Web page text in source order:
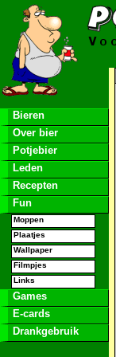
Bieren
Over bier
Potjebier
Leden
Recepten
Fun
Moppen
Plaatjes
Wallpaper
Filmpjes
Links
Games
E-cards
Drankgebruik